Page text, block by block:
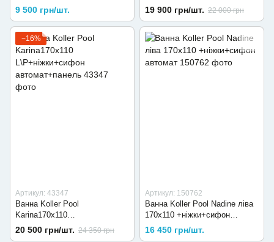
9 500 грн/шт.
ліва)+ніжки+сифон
автомат+панель
19 900 грн/шт. 22 000 грн
−16%
Артикул: 43347
Ванна Koller Pool
Karina170х110
L\Р+ніжки+сифон
автомат+панель
20 500 грн/шт. 24 350 грн
Артикул: 150762
Ванна Koller Pool Nadine ліва
170х110 +ніжки+сифон
автомат
16 450 грн/шт.